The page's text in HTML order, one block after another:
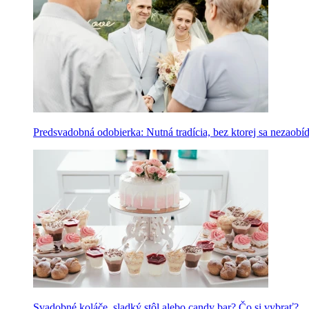
Predsvadobná odobierka: Nutná tradícia, bez ktorej sa